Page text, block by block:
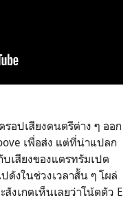
อปเสียงดนตรีต่าง ๆ ออก
เพื่อส่ง แต่ที่น่าแปลก
เสียงของแตรทรัมเปต
ปดังในช่วงเวลาสั้น ๆ โผล่
งเกตเห็นเลยว่าโน้ตตัว E